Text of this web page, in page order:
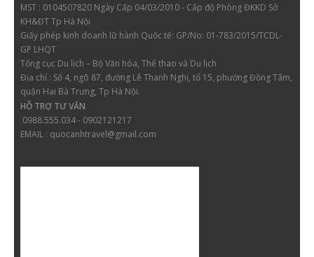
MST : 0104507820 Ngày Cấp 04/03/2010 - Cấp độ Phòng ĐKKD Sở
KH&ĐT Tp Hà Nội
Giấy phép kinh doanh lữ hành Quốc tế: GP/No: 01-783/2015/TCDL-
GP LHQT
Tổng cục Du lịch – Bộ Văn hóa, Thể thao và Du lịch
Địa chỉ : Số 4, ngõ 87, đường Lê Thanh Nghị, tổ 15, phường Đồng Tâm,
quận Hai Bà Trưng, Tp Hà Nội.
HỖ TRỢ TƯ VẤN
0988.555.034 - 0902121217
EMAIL : quocanhtravel@gmail.com